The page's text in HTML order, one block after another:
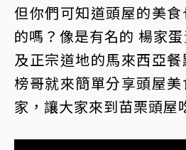
但你們可知道頭屋的美
的嗎？像是有名的 楊家
及正宗道地的馬來西亞
榜哥就來簡單分享頭屋美
家，讓大家來到苗栗頭屋